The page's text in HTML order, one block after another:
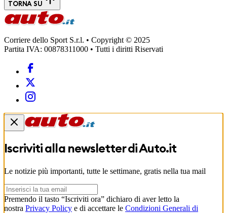
TORNA SU
Corriere dello Sport S.r.l. • Copyright © 2025
Partita IVA: 00878311000 • Tutti i diritti Riservati
Iscriviti alla newsletter diAuto.it
Le notizie più importanti, tutte le settimane, gratis nella tua mail
Premendo il tasto “Iscriviti ora” dichiaro di aver letto la
nostra Privacy Policy e di accettare le Condizioni Generali di